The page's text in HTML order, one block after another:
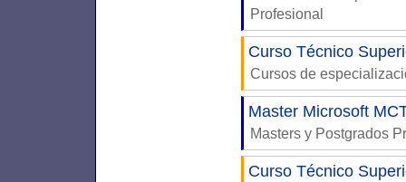
Profesional
Curso Técnico
Cursos de
Master Microsoft
Masters y Postgrados
Curso Técnico